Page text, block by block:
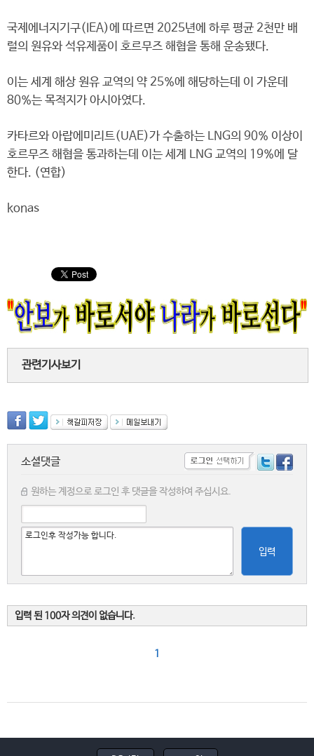
국제에너지기구(IEA)에 따르면 2025년에 하루 평균 2천만 배
럴의 원유와 석유제품이 호르무즈 해협을 통해 운송됐다.
이는 세계 해상 원유 교역의 약 25%에 해당하는데 이 가운데
80%는 목적지가 아시아였다.
카타르와 아랍에미리트(UAE)가 수출하는 LNG의 90% 이상이
호르무즈 해협을 통과하는데 이는 세계 LNG 교역의 19%에 달
한다. (연합)
konas
관련기사보기
소셜댓글
원하는 계정으로 로그인 후 댓글을 작성하여 주십시요.
입력
입력 된 100자 의견이 없습니다.
1